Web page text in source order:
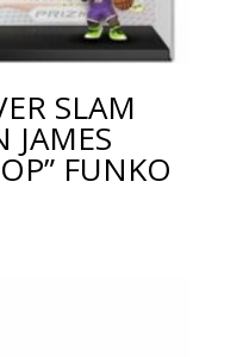
SLAM
JAMES
FUNKO